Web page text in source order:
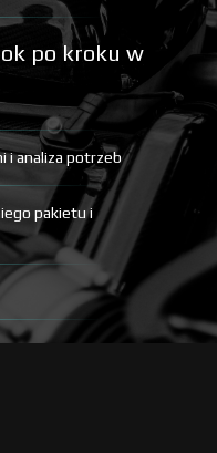
po kroku w
i analiza potrzeb
pakietu i